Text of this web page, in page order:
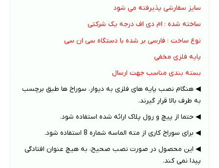
سایز سفارشی پذیرفته می شود
ساخته شده : ام دی اف درجه یک شرکتی
نوع ساخت : فارسی بر شده با دستگاه سی ان سی
پایه فلزی مخفی
بسته بندی مناسب جهت ارسال
◀ هنگام نصب پایه های فلزی به دیوار، سوراخ ها طبق برچسب
به طرف بالا قرار گیرند.
◀ حتما از پیچ و رول پلاک ارائه شده استفاده شود.
◀ برای سوراخ کاری از مته الماسه شماره 8 استفاده شود.
◀ این محصول در صورت نصب صحیح، به هیچ عنوان افتادگی
پیدا نمی کند.